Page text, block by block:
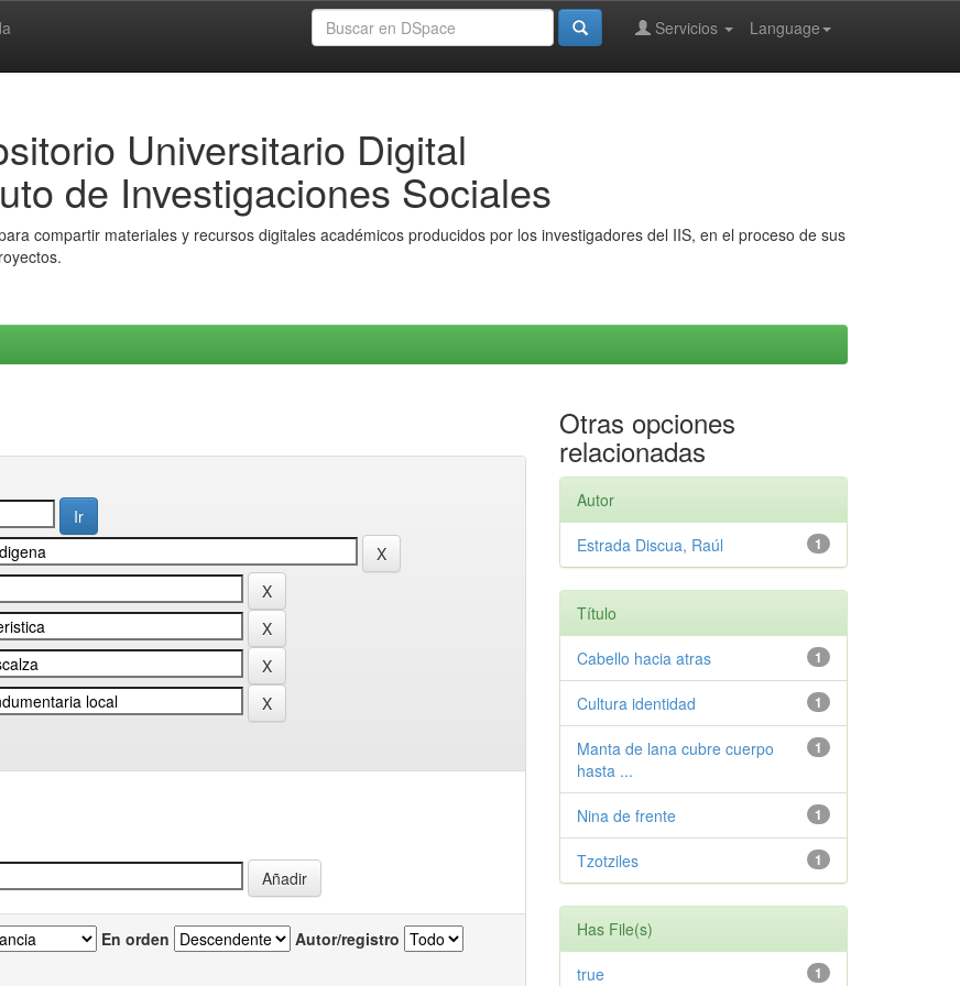
Language
Servicios
Universitario Digital
de Investigaciones Sociales
compartir materiales y recursos digitales académicos producidos por los investigadores del IIS, en el proceso de sus
En orden Autor/registro
Otras opciones
relacionadas
Autor
1
Estrada Discua, Raúl
Título
1
Cabello hacia atras
1
Cultura identidad
1
Manta de lana cubre cuerpo
hasta ...
1
Nina de frente
1
Tzotziles
Has File(s)
1
true